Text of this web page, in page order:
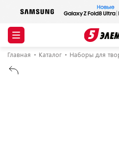
Главная Каталог Наборы для